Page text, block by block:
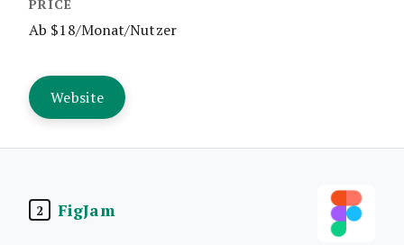
Ab $18/Monat/Nutzer
Website
2 FigJam